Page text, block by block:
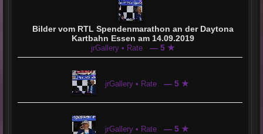
Bilder vom RTL Spendenmarathon an der Daytona
Kartbahn Essen am 14.09.2019
jrGallery • Rate — 5 ★
jrGallery • Rate — 5 ★
jrGallery • Rate — 5 ★